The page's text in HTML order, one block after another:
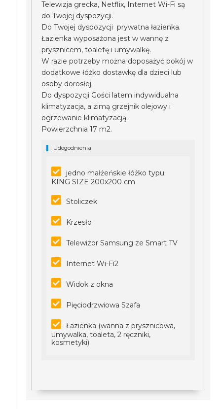
Telewizja grecka, Netflix, Internet Wi-Fi są
do Twojej dyspozycji.
Do Twojej dyspozycji prywatna łazienka.
Łazienka wyposażona jest w wannę z
prysznicem, toaletę i umywalkę.
W razie potrzeby można doposażyć pokój w
dodatkowe łóżko dostawkę dla dzieci lub
osoby dorosłej.
Do dyspozycji Gości latem indywidualna
klimatyzacja, a zimą grzejnik olejowy i
ogrzewanie klimatyzacją.
Powierzchnia 17 m2.
Udogodnienia
jedno małżeńskie łóżko typu
KING SIZE 200x200 cm
Stoliczek
Krzesło
Telewizor Samsung ze Smart TV
Internet Wi-Fi2
Widok z okna
Pięciodrzwiowa Szafa
Łazienka (wanna z prysznicowa,
umywalka, toaleta, 2 ręczniki,
kosmetyki)